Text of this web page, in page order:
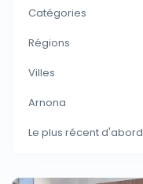
Catégories
Régions
Villes
Arnona
Le plus récent d'abord